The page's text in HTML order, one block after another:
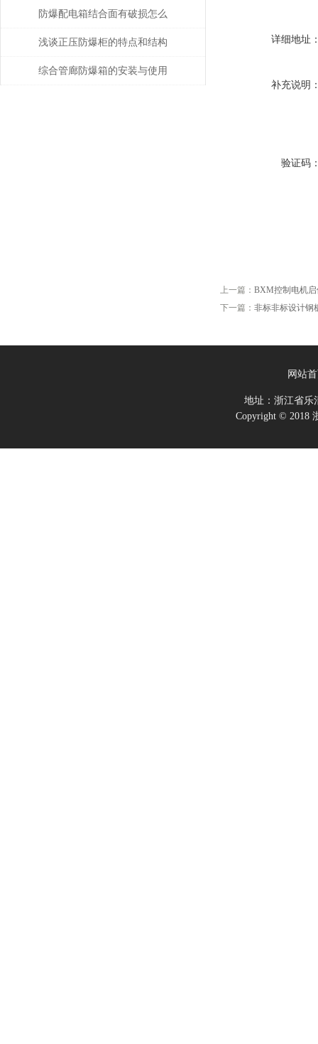
详细地址
补充说明
验证码
上一篇： BXM控制电机
下一篇： 非标非标设计钢
作方法和应用常见问题
防爆配电箱结合面有破损怎么
办
浅谈正压防爆柜的特点和结构
形式
综合管廊防爆箱的安装与使用
网站
地址：浙江省
Copyright © 2018